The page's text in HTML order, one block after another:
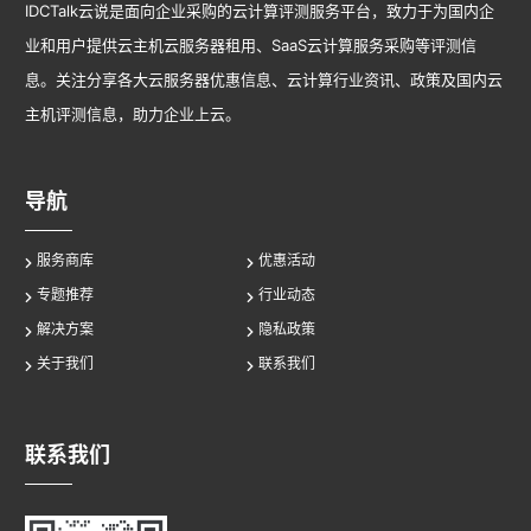
IDCTalk云说是面向企业采购的云计算评测服务平台，致力于为国内企
业和用户提供云主机云服务器租用、SaaS云计算服务采购等评测信
息。关注分享各大云服务器优惠信息、云计算行业资讯、政策及国内云
主机评测信息，助力企业上云。
导航
服务商库
优惠活动
专题推荐
行业动态
解决方案
隐私政策
关于我们
联系我们
联系我们